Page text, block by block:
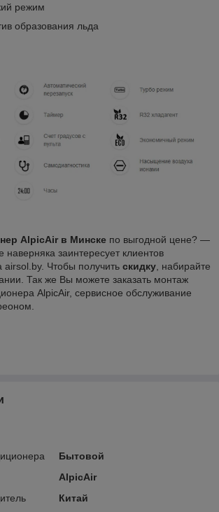
режим
образования льда
AlpicAir в Минске по выгодной цене? —
наверняка заинтересует клиентов
airsol.by. Чтобы получить скидку , набирайте
Так же Вы можете заказать монтаж
AlpicAir, сервисное обслуживание
Бытовой
AlpicAir
Китай